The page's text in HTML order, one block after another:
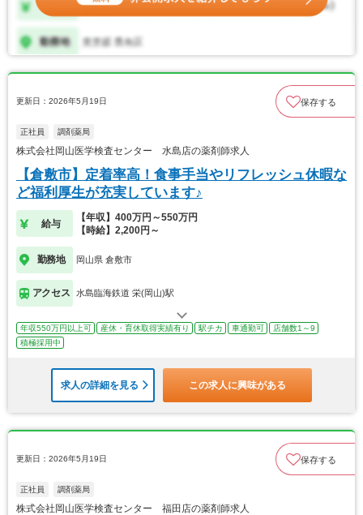
更新日：2026年5月19日 保存する
正社員 調剤薬局
株式会社岡山医学検査センター 水島店の薬剤師求人
【倉敷市】定着率高！食事手当やリフレッシュ休暇な
ど福利厚生が充実しています♪
給与
【年収】400万円～550万円
【時給】2,200円～
勤務地 岡山県 倉敷市
アクセス 水島臨海鉄道 栄(岡山)駅
年収550万円以上可 産休・育休取得実績有り 駅チカ 車通勤可
店舗数1～9
積極採用中
求人の詳細を見る この求人に興味がある
更新日：2026年5月19日 保存する
正社員 調剤薬局
株式会社岡山医学検査センター 福田店の薬剤師求人